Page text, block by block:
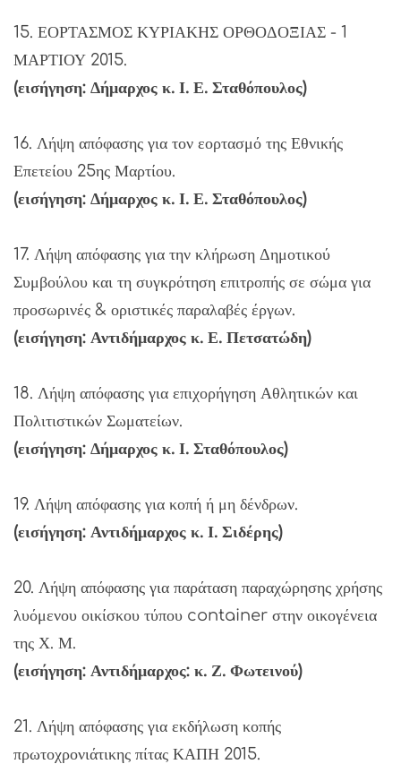
15. ΕΟΡΤΑΣΜΟΣ ΚΥΡΙΑΚΗΣ ΟΡΘΟΔΟΞΙΑΣ - 1
ΜΑΡΤΙΟΥ 2015.
(εισήγηση: Δήμαρχος κ. Ι. Ε. Σταθόπουλος)
16. Λήψη απόφασης για τον εορτασμό της Εθνικής
Επετείου 25ης Μαρτίου.
(εισήγηση: Δήμαρχος κ. Ι. Ε. Σταθόπουλος)
17. Λήψη απόφασης για την κλήρωση Δημοτικού
Συμβούλου και τη συγκρότηση επιτροπής σε σώμα για
προσωρινές & οριστικές παραλαβές έργων.
(εισήγηση: Αντιδήμαρχος κ. Ε. Πετσατώδη)
18. Λήψη απόφασης για επιχορήγηση Αθλητικών και
Πολιτιστικών Σωματείων.
(εισήγηση: Δήμαρχος κ. Ι. Σταθόπουλος)
19. Λήψη απόφασης για κοπή ή μη δένδρων.
(εισήγηση: Αντιδήμαρχος κ. Ι. Σιδέρης)
20. Λήψη απόφασης για παράταση παραχώρησης χρήσης
λυόμενου οικίσκου τύπου container στην οικογένεια
της Χ. Μ.
(εισήγηση: Αντιδήμαρχος: κ. Ζ. Φωτεινού)
21. Λήψη απόφασης για εκδήλωση κοπής
πρωτοχρονιάτικης πίτας ΚΑΠΗ 2015.